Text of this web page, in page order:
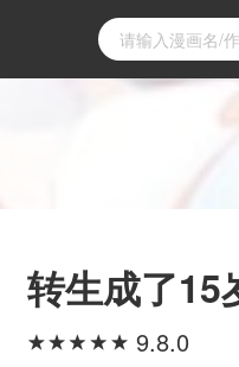
转生成了15
9.8.0